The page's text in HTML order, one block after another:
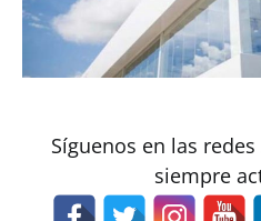
Síguenos en las
siempre